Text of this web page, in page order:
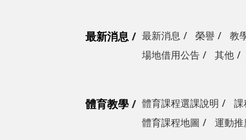
最新消息 最新消息 榮譽 教
場地借用公告
其他
體育教學 體育課程選課說明 課
體育課程地圖
運動